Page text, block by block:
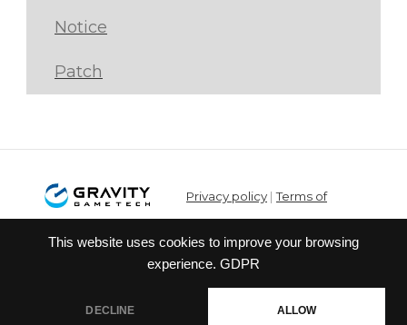
This website uses cookies to improve your browsing
experience. GDPR
DECLINE ALLOW
Notice
Patch
Privacy policy |Terms of
service
© Gravity Co.,Ltd. & Lee
Reserved. Published Gravity Game